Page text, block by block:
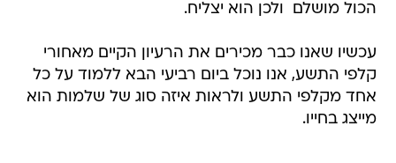
הכול מושלם  ולכן הוא יצליח.
עכשיו שאנו כבר מכירים את הרעיון הקיים מאחורי
קלפי התשע, אנו נוכל ביום רביעי הבא ללמוד על כל
אחד מקלפי התשע ולראות איזה סוג של שלמות הוא
מייצג בחייו.